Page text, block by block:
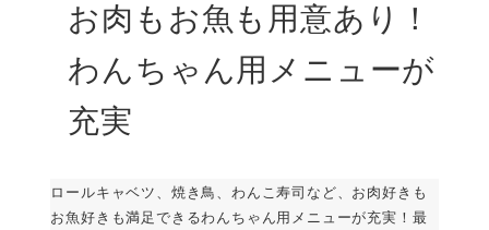
お肉もお魚も用意あり！
わんちゃん用メニューが
充実
ロールキャベツ、焼き鳥、わんこ寿司など、お肉好きも
お魚好きも満足できるわんちゃん用メニューが充実！最